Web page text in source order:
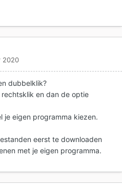
2020
dubbelklik?
en dan de optie
je eigen programma kiezen.
eerst te downloaden
met je eigen programma.